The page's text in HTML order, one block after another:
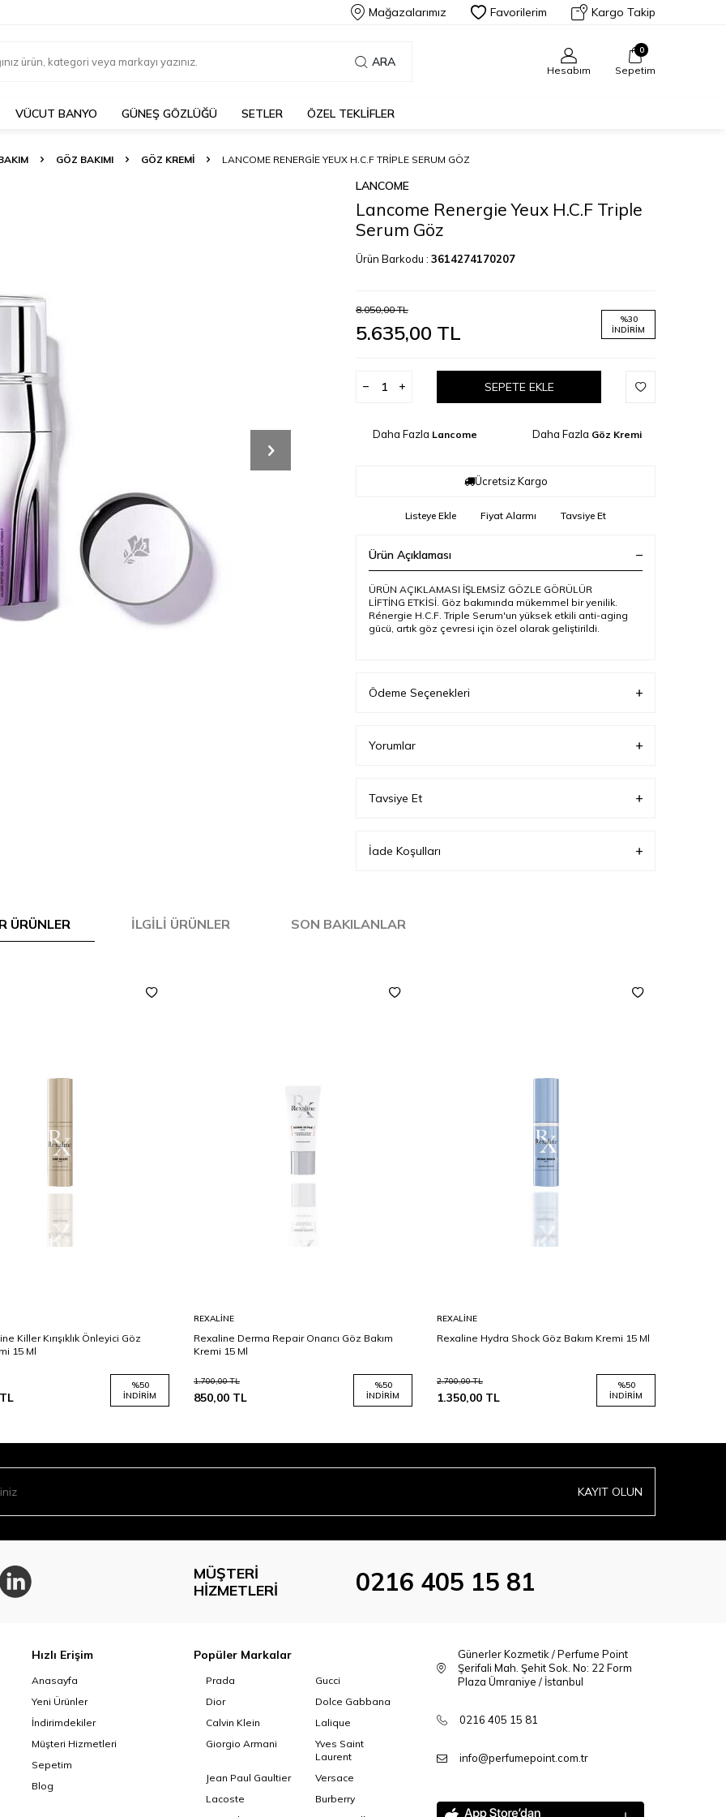
Mağazalarımız Favorilerim Kargo Takip
ARA
Hesabım
0
Sepetim
VÜCUT BANYO GÜNEŞ GÖZLÜĞÜ SETLER ÖZEL TEKLIFLER
GÖZ BAKIMI GÖZ KREMI LANCOME RENERGIE YEUX H.C.F TRIPLE SERUM GÖZ
LANCOME
Lancome Renergie Yeux H.C.F Triple
Serum Göz
Ürün Barkodu : 3614274170207
8.050,00TL
5.635,00 TL
%30
İNDIRIM
SEPETE EKLE
Daha Fazla Lancome Daha Fazla Göz Kremi
Ücretsiz Kargo
Listeye Ekle Fiyat Alarmı Tavsiye Et
Ürün Açıklaması
ÜRÜN AÇIKLAMASI İŞLEMSİZ GÖZLE GÖRÜLÜR
LİFTİNG ETKİSİ. Göz bakımında mükemmel bir yenilik.
Rénergie H.C.F. Triple Serum'un yüksek etkili anti-aging
gücü, artık göz çevresi için özel olarak geliştirildi.
Ödeme Seçenekleri
Yorumlar
Tavsiye Et
İade Koşulları
ÜRÜNLER İLGILI ÜRÜNLER SON BAKILANLAR
Killer Kırışıklık Önleyici Göz
15 Ml
TL
%50
İNDIRIM
REXALINE
Rexaline Derma Repair Onarıcı Göz Bakım
Kremi 15 Ml
1.700,00TL
850,00 TL
%50
İNDIRIM
REXALINE
Rexaline Hydra Shock Göz Bakım Kremi 15 Ml
2.700,00TL
1.350,00 TL
%50
İNDIRIM
KAYIT OLUN
MÜŞTERI
HIZMETLERI
0216 405 15 81
Hızlı Erişim
Anasayfa
Yeni Ürünler
İndirimdekiler
Müşteri Hizmetleri
Sepetim
Blog
Popüler Markalar
Prada
Gucci
Dior
Dolce Gabbana
Calvin Klein
Lalique
Giorgio Armani
Yves Saint
Laurent
Jean Paul Gaultier
Versace
Lacoste
Burberry
Günerler Kozmetik / Perfume Point
Şerifali Mah. Şehit Sok. No: 22 Form
Plaza Ümraniye / İstanbul
0216 405 15 81
info@perfumepoint.com.tr